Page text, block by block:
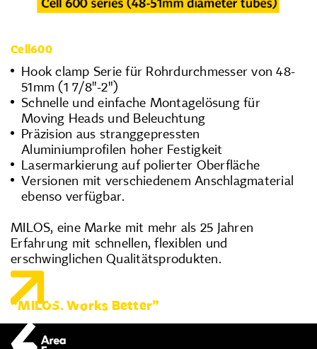
Cell600
Hook clamp Serie für Rohrdurchmesser von 48-
51mm (1 7/8"-2")
Schnelle und einfache Montagelösung für
Moving Heads und Beleuchtung
Präzision aus stranggepressten
Aluminiumprofilen hoher Festigkeit
Lasermarkierung auf polierter Oberfläche
Versionen mit verschiedenem Anschlagmaterial
ebenso verfügbar.
MILOS, eine Marke mit mehr als 25 Jahren
Erfahrung mit schnellen, flexiblen und
erschwinglichen Qualitätsprodukten.
“MILOS. Works Better”